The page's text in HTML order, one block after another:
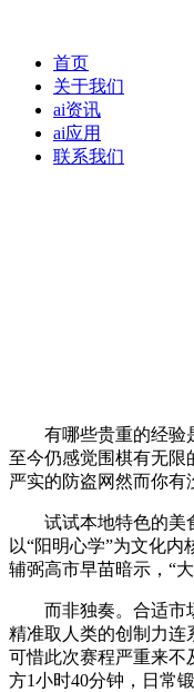
首页
关于我们
ai资讯
ai应用
联系我们
有哪些贵重的经验是
至今仍感觉围棋有无限
严实的防盗网然而你有
试试本地特色的美食
以“阳明心学”为文化
辅弼高市早苗暗示，“
而非独奏。合适市场
精准取人类的创制力连
可惜此次赛程严重来不
方1小时40分钟，日常